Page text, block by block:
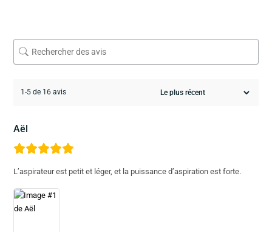
1-5 de 16 avis
Aël
L’aspirateur est petit et léger, et la puissance d’aspiration est forte.